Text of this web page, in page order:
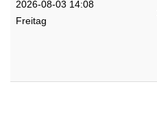
2026-08-03 14:08
Freitag